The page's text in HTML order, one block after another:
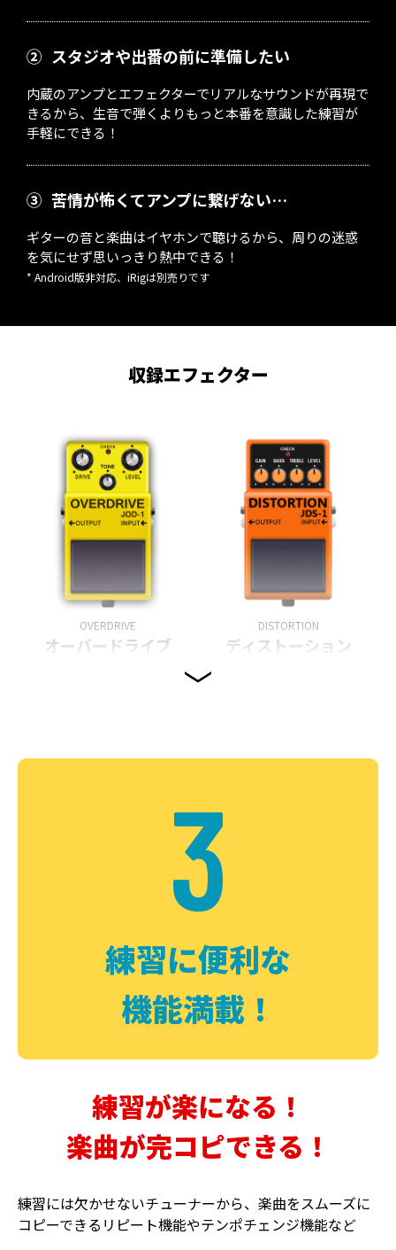
② スタジオや出番の前に準備したい
内蔵のアンプとエフェクターでリアルなサウンドが再現で
きるから、生音で弾くよりもっと本番を意識した練習が
手軽にできる！
③ 苦情が怖くてアンプに繋げない…
ギターの音と楽曲はイヤホンで聴けるから、周りの迷惑
を気にせず思いっきり熱中できる！
* Android版非対応、iRigは別売りです
収録エフェクター
OVERDRIVE
オーバードライブ
DISTORTION
ディストーション
DELAY PHASER
3
練習に便利な
機能満載！
練習が楽になる！
楽曲が完コピできる！
練習には欠かせないチューナーから、楽曲をスムーズに
コピーできるリピート機能やテンポチェンジ機能など